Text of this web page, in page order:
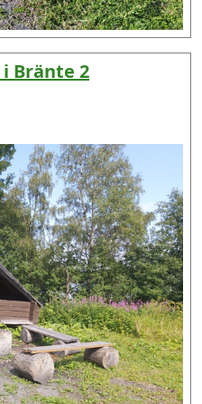
Bränte 2